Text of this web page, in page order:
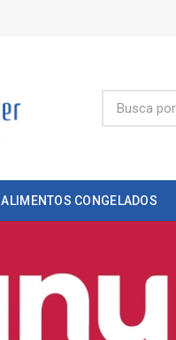
ALIMENTOS CONGELADOS